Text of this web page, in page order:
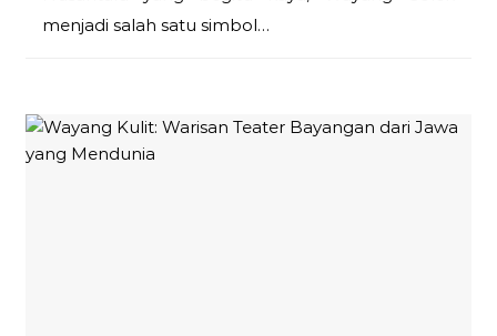
menjadi salah satu simbol…